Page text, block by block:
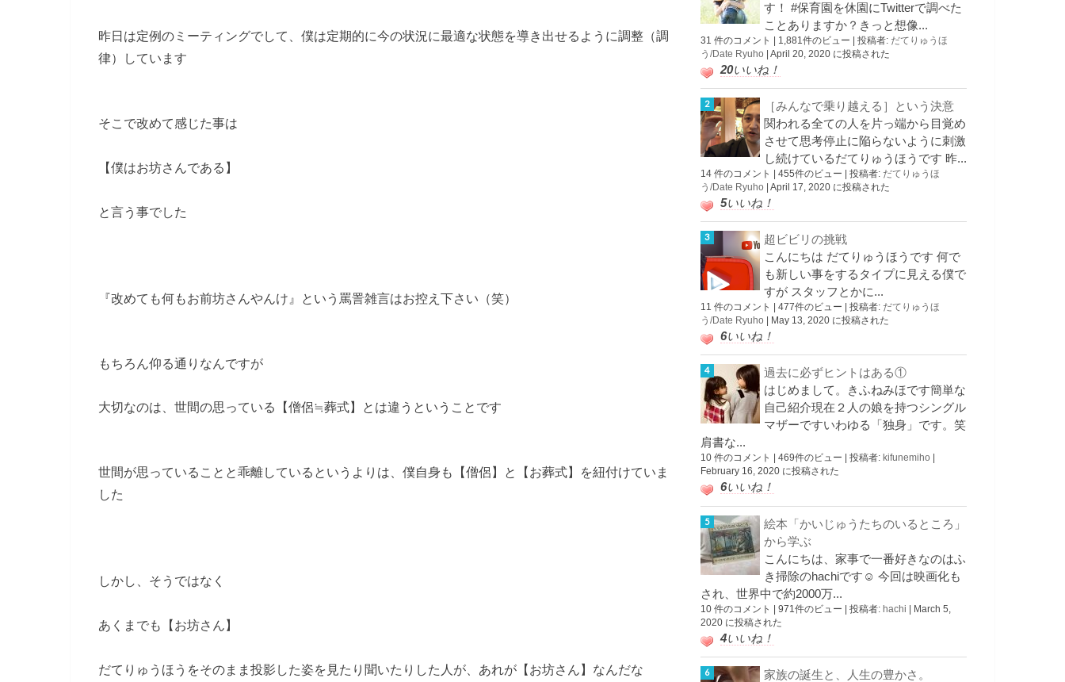
昨日は定例のミーティングでして、僕は定期的に今の状況に最適な状態を導き出せるように調整（調
律）しています
そこで改めて感じた事は
【僕はお坊さんである】
と言う事でした
『改めても何もお前坊さんやんけ』という罵詈雑言はお控え下さい（笑）
もちろん仰る通りなんですが
大切なのは、世間の思っている【僧侶≒葬式】とは違うということです
世間が思っていることと乖離しているというよりは、僕自身も【僧侶】と【お葬式】を紐付けていま
した
しかし、そうではなく
あくまでも【お坊さん】
だてりゅうほうをそのまま投影した姿を見たり聞いたりした人が、あれが【お坊さん】なんだな
す！ #保育園を休園にTwitterで調べた
ことありますか？きっと想像...
31 件のコメント | 1,881件のビュー | 投稿者: だてりゅうほ
う/Date Ryuho | April 20, 2020 に投稿された
20いいね！
［みんなで乗り越える］という決意
関われる全ての人を片っ端から目覚め
させて思考停止に陥らないように刺激
し続けているだてりゅうほうです 昨...
14 件のコメント 455件のビュー 投稿者: だてりゅうほ
う/Date Ryuho
April 17, 2020 に投稿された
5いいね！
超ビビリの挑戦
こんにちは だてりゅうほうです 何で
も新しい事をするタイプに見える僕で
すが スタッフとかに...
11 件のコメント 477件のビュー 投稿者: だてりゅうほ
う/Date Ryuho
May 13, 2020 に投稿された
6いいね！
過去に必ずヒントはある①
はじめまして。きふねみほです簡単な
自己紹介現在２人の娘を持つシングル
マザーですいわゆる「独身」です。笑
肩書な...
10 件のコメント 469件のビュー 投稿者: kifunemiho
February 16, 2020 に投稿された
6いいね！
絵本「かいじゅうたちのいるところ」
から学ぶ
こんにちは、家事で一番好きなのはふ
き掃除のhachiです☺︎ 今回は映画化も
され、世界中で約2000万...
10 件のコメント | 971件のビュー | 投稿者: hachi | March 5,
2020 に投稿された
4いいね！
家族の誕生と、人生の豊かさ。